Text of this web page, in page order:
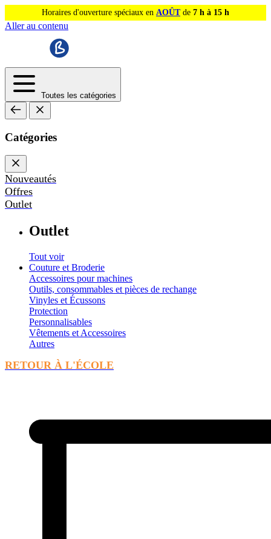
Horaires d'ouverture spéciaux en AOÛTde 7 h à 15 h
Aller au contenu
Toutes les catégories
Catégories
Nouveautés
Offres
Outlet
Outlet
Tout voir
Couture et Broderie
Accessoires pour machines
Outils, consommables et pièces de rechange
Vinyles et Écussons
Protection
Personnalisables
Vêtements et Accessoires
Autres
RETOUR À L'ÉCOLE